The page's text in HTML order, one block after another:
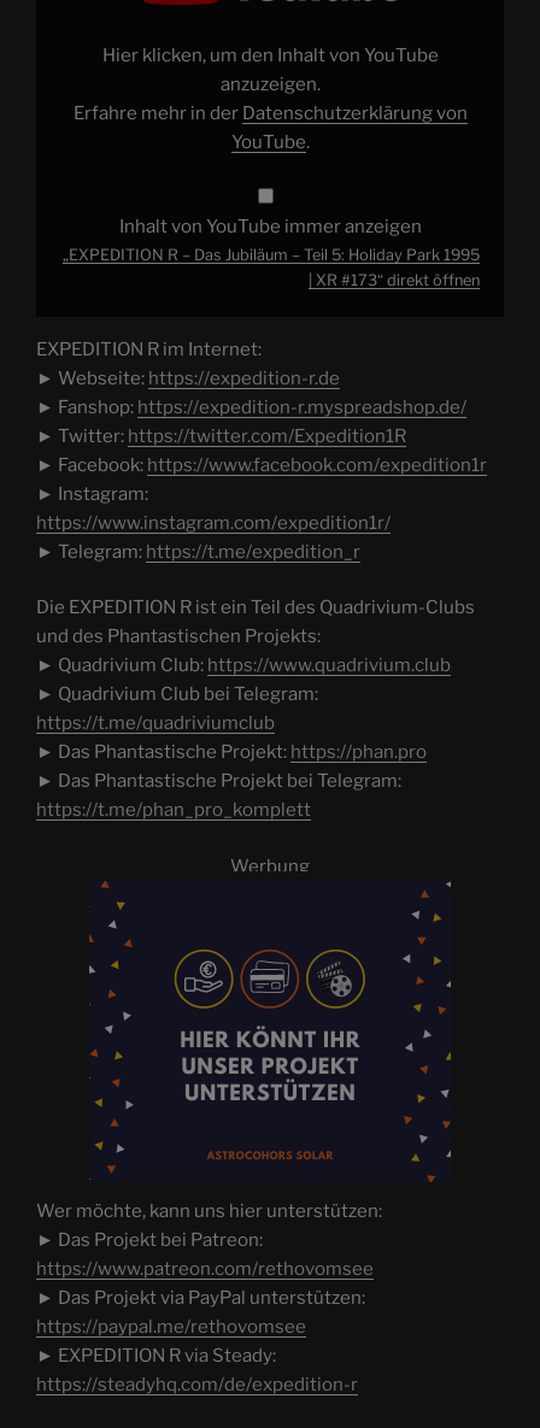
Hier klicken, um den Inhalt von YouTube
anzuzeigen.
Erfahre mehr in der Datenschutzerklärung von
YouTube.
Inhalt von YouTube immer anzeigen
„EXPEDITION R – Das Jubiläum – Teil 5: Holiday Park 1995
| XR #173“ direkt öffnen
EXPEDITION R im Internet:
► Webseite: https://expedition-r.de
► Fanshop: https://expedition-r.myspreadshop.de/
► Twitter: https://twitter.com/Expedition1R
► Facebook: https://www.facebook.com/expedition1r
► Instagram:
https://www.instagram.com/expedition1r/
► Telegram: https://t.me/expedition_r
Die EXPEDITION R ist ein Teil des Quadrivium-Clubs
und des Phantastischen Projekts:
► Quadrivium Club: https://www.quadrivium.club
► Quadrivium Club bei Telegram:
https://t.me/quadriviumclub
► Das Phantastische Projekt: https://phan.pro
► Das Phantastische Projekt bei Telegram:
https://t.me/phan_pro_komplett
Werbung
Wer möchte, kann uns hier unterstützen:
► Das Projekt bei Patreon:
https://www.patreon.com/rethovomsee
► Das Projekt via PayPal unterstützen:
https://paypal.me/rethovomsee
► EXPEDITION R via Steady:
https://steadyhq.com/de/expedition-r